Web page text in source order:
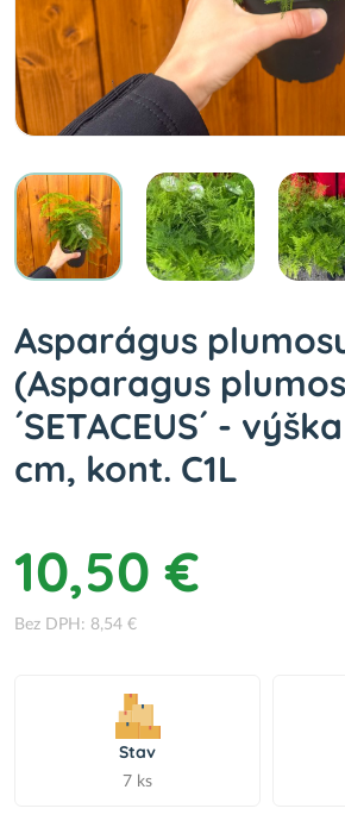
Asparágus
(Asparagus
´SETACEUS´ -
cm, kont. C1L
10,50 €
Bez DPH: 8,54 €
Stav
7 ks